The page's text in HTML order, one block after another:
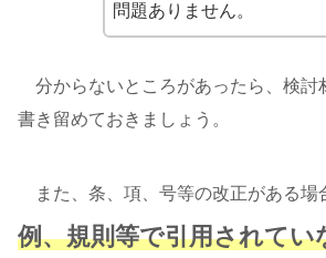
問題ありません。
分からないところがあったら、検討
書き留めておきましょう。
また、条、項、号等の改正がある場
例、規則等で引用されてい